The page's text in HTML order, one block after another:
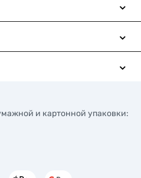
и картонной упаковки: